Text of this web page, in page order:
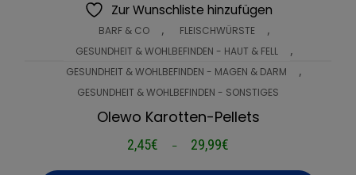
Zur Wunschliste hinzufügen
BARF & CO , FLEISCHWÜRSTE ,
GESUNDHEIT & WOHLBEFINDEN - HAUT & FELL ,
GESUNDHEIT & WOHLBEFINDEN - MAGEN & DARM ,
GESUNDHEIT & WOHLBEFINDEN - SONSTIGES
Olewo Karotten-Pellets
2,45€ – 29,99€